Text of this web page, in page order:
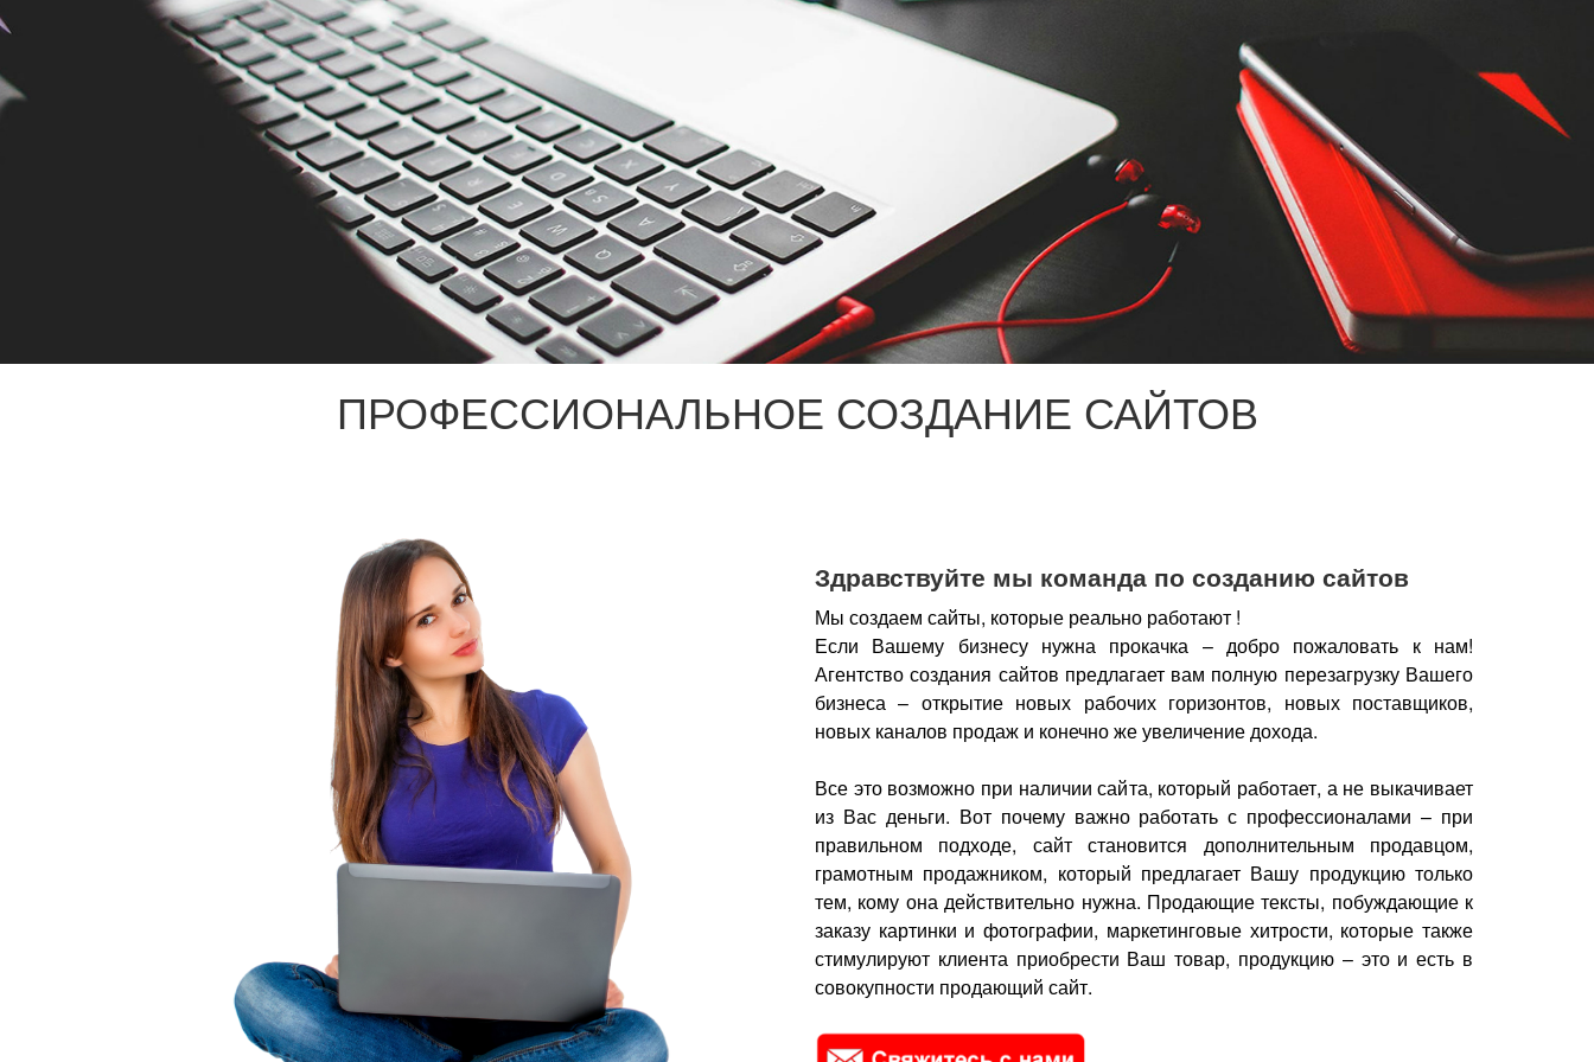
ПРОФЕССИОНАЛЬНОЕ СОЗДАНИЕ САЙТОВ
Здравствуйте мы команда по созданию сайтов
Мы создаем сайты, которые реально работают !
Если Вашему бизнесу нужна прокачка – добро пожаловать к нам!
Агентство создания сайтов предлагает вам полную перезагрузку Вашего
бизнеса – открытие новых рабочих горизонтов, новых поставщиков,
новых каналов продаж и конечно же увеличение дохода.
Все это возможно при наличии сайта, который работает, а не выкачивает
из Вас деньги. Вот почему важно работать с профессионалами – при
правильном подходе, сайт становится дополнительным продавцом,
грамотным продажником, который предлагает Вашу продукцию только
тем, кому она действительно нужна. Продающие тексты, побуждающие к
заказу картинки и фотографии, маркетинговые хитрости, которые также
стимулируют клиента приобрести Ваш товар, продукцию – это и есть в
совокупности продающий сайт.